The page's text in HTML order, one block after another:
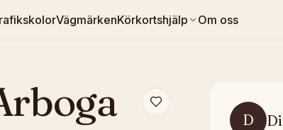
VägmärkenKörkortshjälp Om oss
D